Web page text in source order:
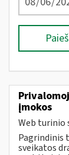
įmokos
Web turinio
Pagrindinis
sveikatos